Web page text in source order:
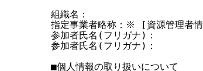
組織名：
指定事業者略称：※ [資源管理者
参加者氏名(フリガナ)：
参加者氏名(フリガナ)：
■個人情報の取り扱いについて